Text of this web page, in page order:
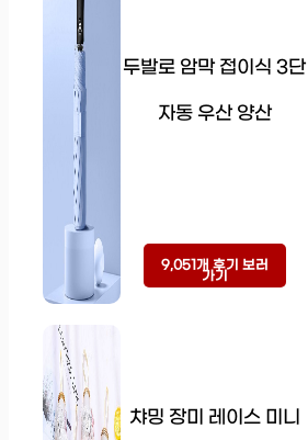
두발로 암막 접이식 3단
자동 우산 양산
9,051개 후기 보러
가기
챠밍 장미 레이스 미니